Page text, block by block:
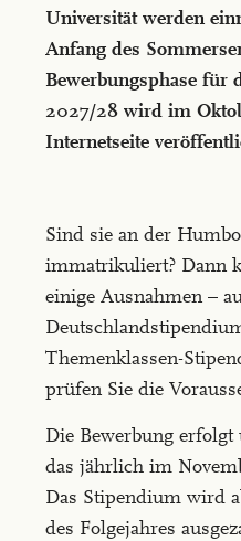
Universität werden
Anfang des
Bewerbungsphase für
2027/28 wird im
Internetseite
Sind sie an der
immatrikuliert? Dann
einige Ausnahmen –
Themenklassen-
prüfen Sie die
Die Bewerbung
das jährlich im
Das Stipendium wird
des Folgejahres